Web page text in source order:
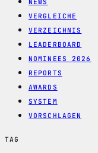
NEWS
VERGLEICHE
VERZEICHNIS
LEADERBOARD
NOMINEES 2026
REPORTS
AWARDS
SYSTEM
VORSCHLAGEN
TAG